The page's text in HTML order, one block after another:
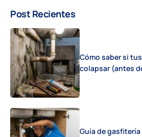
Post Recientes
Cómo saber si
colapsar (antes
Guía de